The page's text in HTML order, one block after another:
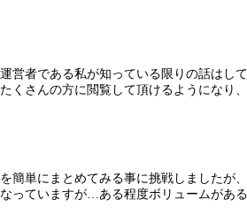
営者である私が知っている限りの話は
くさんの方に閲覧して頂けるようになり
簡単にまとめてみる事に挑戦しました
っていますが…ある程度ボリュームがあ